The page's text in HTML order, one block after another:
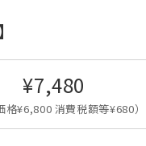
¥7,480
格¥6,800 消費税額等¥680）